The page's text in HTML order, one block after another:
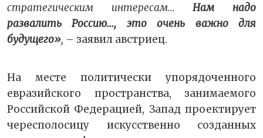
стратегическим интересам...Нам надо
развалить Россию..., это очень важно для
будущего», – заявил австриец.
На месте политически упорядоченного
евразийского пространства, занимаемого
Российской Федерацией, Запад проектирует
чересполосицу искусственно созданных